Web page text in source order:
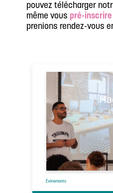
pouvez télécharger
même vous pré-inscrire
prenions rendez-vous
Évènements